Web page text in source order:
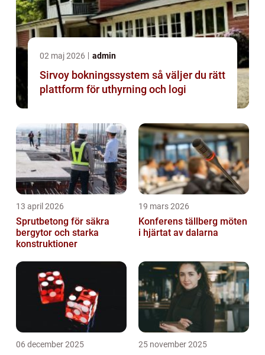
02 maj 2026 admin
Sirvoy bokningssystem så väljer du rätt
plattform för uthyrning och logi
13 april 2026
Sprutbetong för säkra
bergytor och starka
konstruktioner
19 mars 2026
Konferens tällberg möten
i hjärtat av dalarna
06 december 2025 25 november 2025